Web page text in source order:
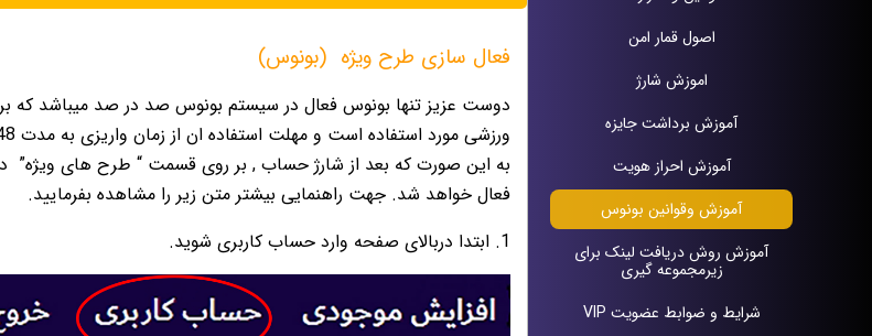
اصول قمار امن
اموزش شارژ
آموزش برداشت جایزه
آموزش احراز هویت
آموزش وقوانين بونوس
آموزش روش دریافت لينک براى
زيرمجموعه گيرى
شرایط و ضوابط عضویت VIP
فعال سازی طرح ویژه (بونوس)
به این صورت که بعد از شارژ حساب , بر روى قسمت “ طرح هاى ويژه”
فعال خواهد شد. جهت راهنمایی بیشتر متن زیر را مشاهده بفرمایید.
1. ابتدا دربالای صفحه وارد حساب کاربری شوید.